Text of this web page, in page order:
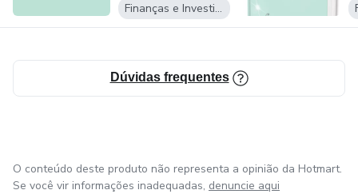
Finanças e Investimentos
Dúvidas frequentes
O conteúdo deste produto não representa a opinião da Hotmart.
Se você vir informações inadequadas, denuncie aqui